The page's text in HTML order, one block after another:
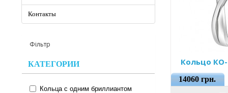
Контакты
Фільтр
КАТЕГОРИИ
Кольца с одним бриллиантом
Кольцо
14060 грн.